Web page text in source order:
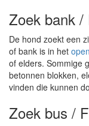
Zoek bank /
De hond zoekt een
of bank is in het
of elders. Sommige
betonnen blokken,
vinden die kunnen
Zoek bus /